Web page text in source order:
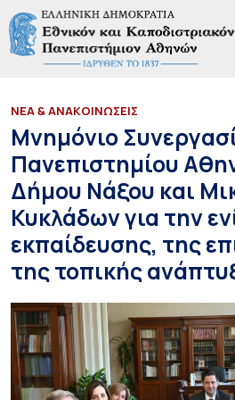
ΝΕΑ & ΑΝΑΚΟΙΝΩΣΕΙΣ
Μνημόνιο
Πανεπιστημίου
Δήμου Νάξου και
Κυκλάδων για την
εκπαίδευσης, της
της τοπικής